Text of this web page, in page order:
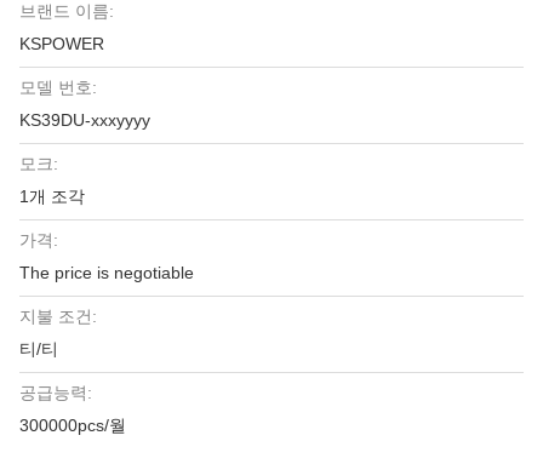
브랜드 이름:
KSPOWER
모델 번호:
KS39DU-xxxyyyy
모크:
1개 조각
가격:
The price is negotiable
지불 조건:
티/티
공급능력:
300000pcs/월